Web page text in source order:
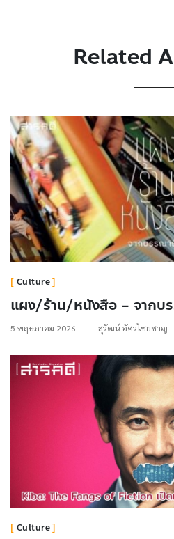
Related
Culture
แผง/ร้าน/หนังสือ – จากบ
5 พฤษภาคม 2026 สุวัฒน์ อัศวไชยชาญ
Culture